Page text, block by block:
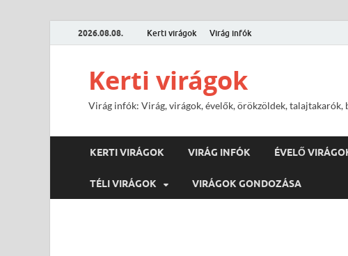
2026.08.08. Kerti virágok Virág infók
Kerti virágok
Virág infók: Virág, virágok, évelők, örökzöldek, talajtakarók,
KERTI VIRÁGOK VIRÁG INFÓK ÉVELŐ
TÉLI VIRÁGOK VIRÁGOK GONDOZÁSA